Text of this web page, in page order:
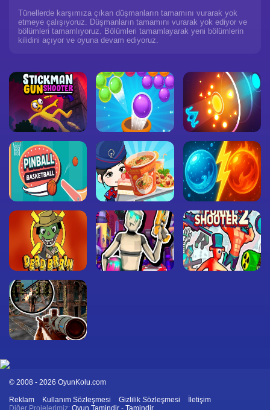
Tünellerde karşımıza çıkan düşmanların tamamını vurarak yok
etmeye çalışıyoruz. Düşmanların tamamını vurarak yok ediyor ve
bölümleri tamamlıyoruz. Bölümleri tamamlayarak yeni bölümlerin
kilidini açıyor ve oyuna devam ediyoruz.
© 2008 - 2026 OyunKolu.com
Reklam Kullanım Sözleşmesi Gizlilik Sözleşmesi
İletişim
Diğer Projelerimiz: Oyun Tamindir - Tamindir